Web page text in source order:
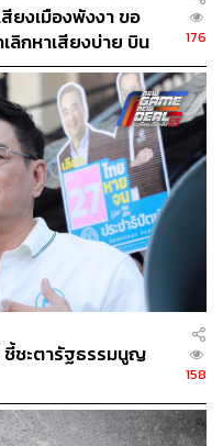
Vanilla Ice-Cream
อบ เหมาะมาแชร์กินกับ
อยากไปแวะ The Place
าร เวลา 08.30-16.30
ด้ที่www.facebook.com/th
ตะกั่วป่า จังหวัดพังงา
ร เวลา 08.30-16.30 น.
ยงเมืองพังงา​ ขอ
ลิกหาเสียงบ่าย บิน
176
ชี้ชะตารัฐธรรมนูญ
158